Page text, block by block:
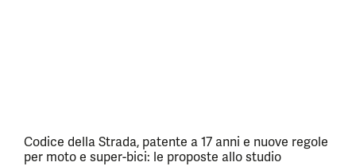
Codice della Strada, patente a 17 anni e nuove regole
per moto e super-bici: le proposte allo studio